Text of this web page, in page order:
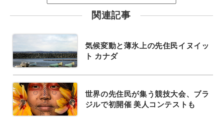
関連記事
気候変動と薄氷上の先住民イヌイッ
ト カナダ
世界の先住民が集う競技大会、ブラ
ジルで初開催 美人コンテストも